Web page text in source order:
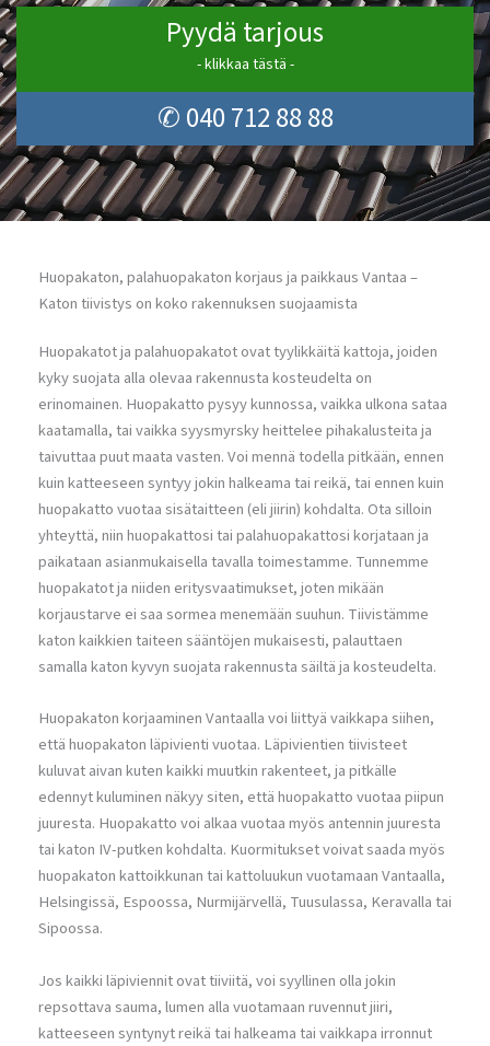
Pyydä tarjous
- klikkaa tästä -
✆ 040 712 88 88
Huopakaton, palahuopakaton korjaus ja paikkaus Vantaa –
Katon tiivistys on koko rakennuksen suojaamista
Huopakatot ja palahuopakatot ovat tyylikkäitä kattoja, joiden
kyky suojata alla olevaa rakennusta kosteudelta on
erinomainen. Huopakatto pysyy kunnossa, vaikka ulkona sataa
kaatamalla, tai vaikka syysmyrsky heittelee pihakalusteita ja
taivuttaa puut maata vasten. Voi mennä todella pitkään, ennen
kuin katteeseen syntyy jokin halkeama tai reikä, tai ennen kuin
huopakatto vuotaa sisätaitteen (eli jiirin) kohdalta. Ota silloin
yhteyttä, niin huopakattosi tai palahuopakattosi korjataan ja
paikataan asianmukaisella tavalla toimestamme. Tunnemme
huopakatot ja niiden eritysvaatimukset, joten mikään
korjaustarve ei saa sormea menemään suuhun. Tiivistämme
katon kaikkien taiteen sääntöjen mukaisesti, palauttaen
samalla katon kyvyn suojata rakennusta säiltä ja kosteudelta.
Huopakaton korjaaminen Vantaalla voi liittyä vaikkapa siihen,
että huopakaton läpivienti vuotaa. Läpivientien tiivisteet
kuluvat aivan kuten kaikki muutkin rakenteet, ja pitkälle
edennyt kuluminen näkyy siten, että huopakatto vuotaa piipun
juuresta. Huopakatto voi alkaa vuotaa myös antennin juuresta
tai katon IV-putken kohdalta. Kuormitukset voivat saada myös
huopakaton kattoikkunan tai kattoluukun vuotamaan Vantaalla,
Helsingissä, Espoossa, Nurmijärvellä, Tuusulassa, Keravalla tai
Sipoossa.
Jos kaikki läpiviennit ovat tiiviitä, voi syyllinen olla jokin
repsottava sauma, lumen alla vuotamaan ruvennut jiiri,
katteeseen syntynyt reikä tai halkeama tai vaikkapa irronnut